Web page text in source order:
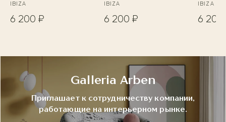
IBIZA
6 200 ₽
IBIZA
6 200 ₽
IBIZA
6 200
Galleria Arben
Приглашает к сотрудничеству компании,
работающие на интерьерном рынке.